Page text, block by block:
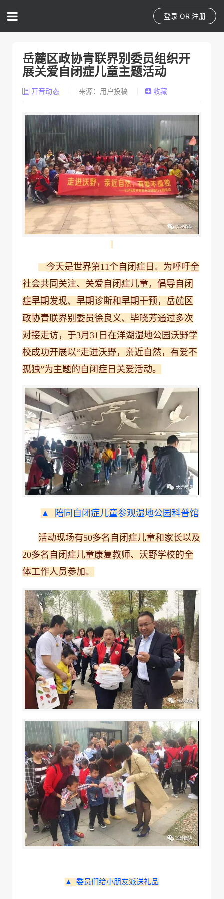
登录 OR 注册
岳麓区政协青联界别委员组织开
展关爱自闭症儿童主题活动
开音动态 来源：用户投稿 收藏
今天是世界第11个自闭症日。为呼吁全
社会共同关注、关爱自闭症儿童，倡导自闭
症早期发现、早期诊断和早期干预，岳麓区
政协青联界别委员徐良义、毕晓芳通过多次
对接走访，于3月31日在洋湖湿地公园沃野学
校成功开展以“走进沃野，亲近自然，有爱不
孤独”为主题的自闭症日关爱活动。
▲ 陪 同 自闭症儿童参观湿地公园科普馆
活动现场有50多名自闭症儿童和家长以及
20多名自闭症儿童康复教师、沃野学校的全
体工作人员参加。
▲ 委员们给小朋友派送礼品